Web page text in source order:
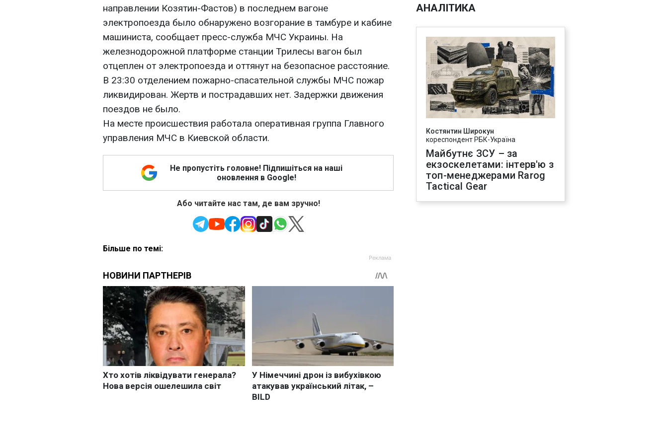
направлении Козятин-Фастов) в последнем вагоне
электропоезда было обнаружено возгорание в тамбуре и кабине
машиниста, сообщает пресс-служба МЧС Украины. На
железнодорожной платформе станции Трилесы вагон был
отцеплен от электропоезда и оттянут на безопасное расстояние.
В 23:30 отделением пожарно-спасательной службы МЧС пожар
ликвидирован. Жертв и пострадавших нет. Задержки движения
поездов не было.
На месте происшествия работала оперативная группа Главного
управления МЧС в Киевской области.
Не пропустіть головне! Підпишіться на наші
оновлення в Google!
Або читайте нас там, де вам зручно!
Більше по темі:
АНАЛІТИКА
Костянтин Широкун
кореспондент РБК-Україна
Майбутнє ЗСУ – за
екзоскелетами: інтерв'ю з
топ-менеджерами Rarog
Tactical Gear